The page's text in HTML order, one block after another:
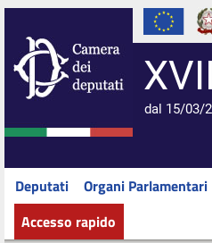
dal 15/03/
Deputati Organi Parlamentari
Accesso rapido